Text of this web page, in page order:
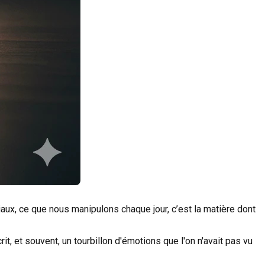
ce que nous manipulons chaque jour, c’est la matière dont
et souvent, un tourbillon d'émotions que l'on n'avait pas vu